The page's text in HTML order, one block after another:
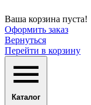
Ваша корзина пуста!
Оформить заказ
Вернуться
Перейти в корзину
Каталог